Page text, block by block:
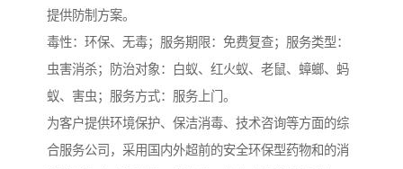
提供防制方案。
毒性：环保、无毒；服务期限：免费复查；服务类型：
虫害消杀；防治对象：白蚁、红火蚁、老鼠、蟑螂、蚂
蚁、害虫；服务方式：服务上门。
为客户提供环境保护、保洁消毒、技术咨询等方面的综
合服务公司，采用国内外超前的安全环保型药物和的消